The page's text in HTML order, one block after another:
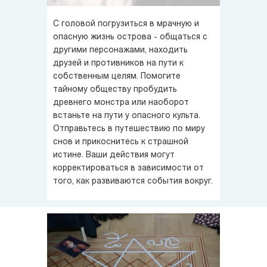
С головой погрузиться в мрачную и
опасную жизнь острова - общаться с
другими персонажами, находить
друзей и противников на пути к
собственным целям. Помогите
тайному обществу пробудить
древнего монстра или наоборот
встаньте на пути у опасного культа.
Отправьтесь в путешествию по миру
снов и прикоснитесь к страшной
истине. Ваши действия могут
корректироваться в зависимости от
того, как развиваются события вокруг.